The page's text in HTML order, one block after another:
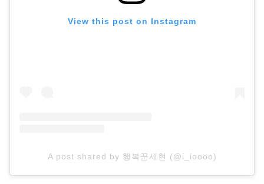
View this post on Instagram
A post shared by 행복꾼세현 (@i_ioooo)